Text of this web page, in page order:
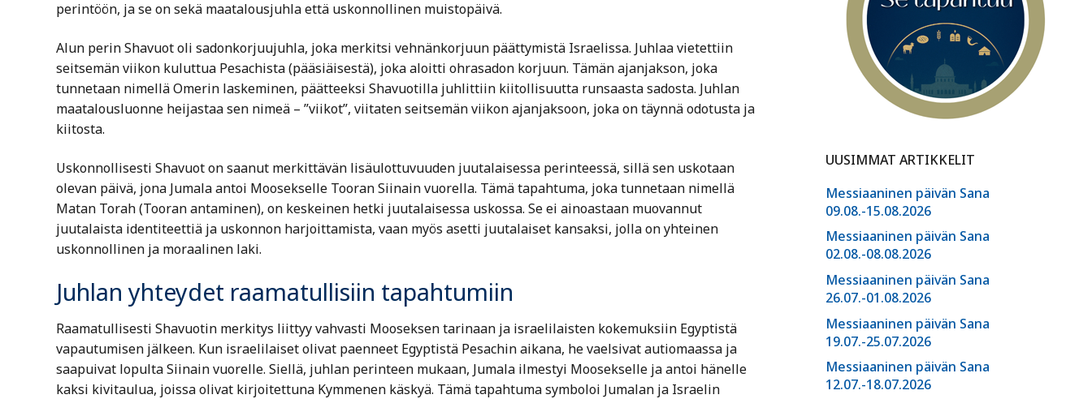
perintöön, ja se on sekä maatalousjuhla että uskonnollinen muistopäivä.
Alun perin Shavuot oli sadonkorjuujuhla, joka merkitsi vehnänkorjuun päättymistä Israelissa. Juhlaa vietettiin
seitsemän viikon kuluttua Pesachista (pääsiäisestä), joka aloitti ohrasadon korjuun. Tämän ajanjakson, joka
tunnetaan nimellä Omerin laskeminen, päätteeksi Shavuotilla juhlittiin kiitollisuutta runsaasta sadosta. Juhlan
maatalousluonne heijastaa sen nimeä – ”viikot”, viitaten seitsemän viikon ajanjaksoon, joka on täynnä odotusta ja
kiitosta.
Uskonnollisesti Shavuot on saanut merkittävän lisäulottuvuuden juutalaisessa perinteessä, sillä sen uskotaan
olevan päivä, jona Jumala antoi Moosekselle Tooran Siinain vuorella. Tämä tapahtuma, joka tunnetaan nimellä
Matan Torah (Tooran antaminen), on keskeinen hetki juutalaisessa uskossa. Se ei ainoastaan muovannut
juutalaista identiteettiä ja uskonnon harjoittamista, vaan myös asetti juutalaiset kansaksi, jolla on yhteinen
uskonnollinen ja moraalinen laki.
Juhlan yhteydet raamatullisiin tapahtumiin
Raamatullisesti Shavuotin merkitys liittyy vahvasti Mooseksen tarinaan ja israelilaisten kokemuksiin Egyptistä
vapautumisen jälkeen. Kun israelilaiset olivat paenneet Egyptistä Pesachin aikana, he vaelsivat autiomaassa ja
saapuivat lopulta Siinain vuorelle. Siellä, juhlan perinteen mukaan, Jumala ilmestyi Moosekselle ja antoi hänelle
kaksi kivitaulua, joissa olivat kirjoitettuna Kymmenen käskyä. Tämä tapahtuma symboloi Jumalan ja Israelin
UUSIMMAT ARTIKKELIT
Messiaaninen päivän Sana
09.08.-15.08.2026
Messiaaninen päivän Sana
02.08.-08.08.2026
Messiaaninen päivän Sana
26.07.-01.08.2026
Messiaaninen päivän Sana
19.07.-25.07.2026
Messiaaninen päivän Sana
12.07.-18.07.2026